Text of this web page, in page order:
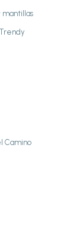
mantillas
Camino